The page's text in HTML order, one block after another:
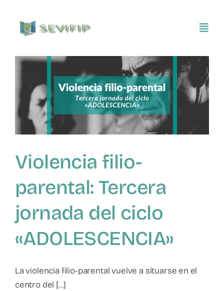
contenido
Conócenos
Asociarse
SEVIFIP CONECTA
Mapa de recursos
Observatorio VFP
Violencia filio-
parental: Tercera
jornada del ciclo
«ADOLESCENCIA»
La violencia filio-parental vuelve a situarse en el
centro del [...]